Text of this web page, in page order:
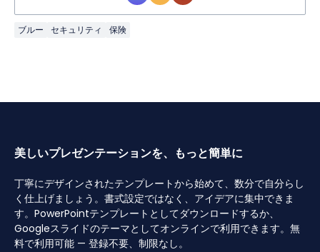
ブルー セキュリティ 保険
美しいプレゼンテーションを、もっと簡単に
丁寧にデザインされたテンプレートから始めて、数分で自分らし
く仕上げましょう。書式設定ではなく、アイデアに集中できま
す。PowerPointテンプレートとしてダウンロードするか、
Googleスライドのテーマとしてオンラインで利用できます。無
料で利用可能 — 登録不要、制限なし。